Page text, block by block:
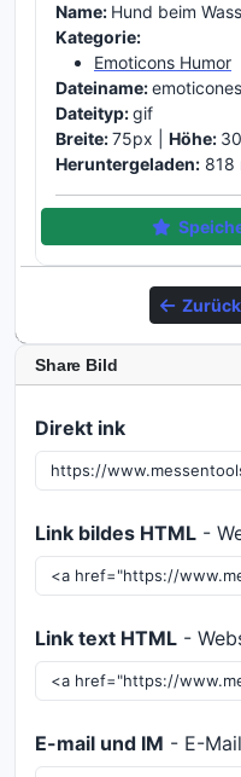
Name: Hund beim
Kategorie:
Emoticons Humor
Dateiname:
Dateityp:gif
Breite:75px | Höhe:
Heruntergeladen: 818
Zurück
Share Bild
Direkt ink
Link bildes HTML -
Link text HTML -
E-mail und IM - E-